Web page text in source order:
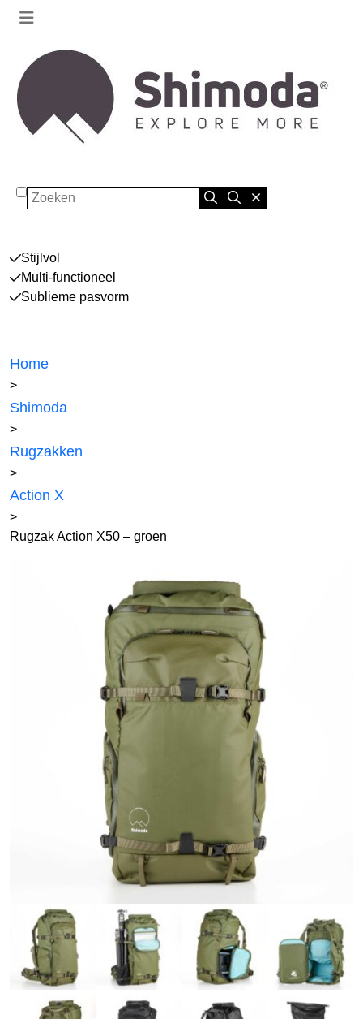
Zoeken
Stijlvol
Multi-functioneel
Sublieme pasvorm
Home
>
Shimoda
>
Rugzakken
>
Action X
>
Rugzak Action X50 – groen